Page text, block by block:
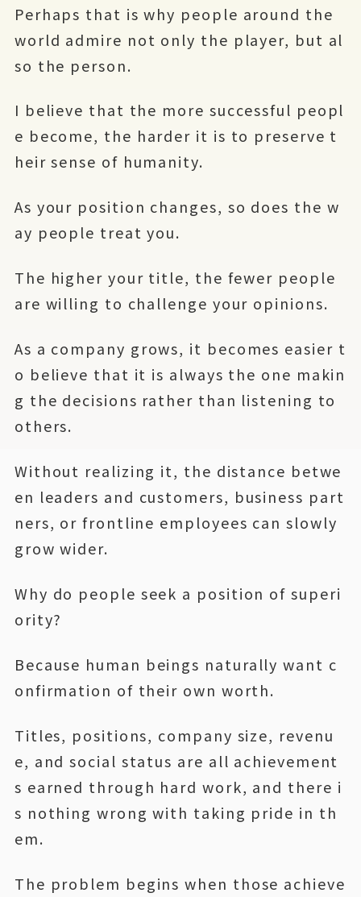
Perhaps that is why people around the
world admire not only the player, but al
so the person.
I believe that the more successful peopl
e become, the harder it is to preserve t
heir sense of humanity.
As your position changes, so does the w
ay people treat you.
The higher your title, the fewer people
are willing to challenge your opinions.
As a company grows, it becomes easier t
o believe that it is always the one makin
g the decisions rather than listening to
others.
Without realizing it, the distance betwe
en leaders and customers, business part
ners, or frontline employees can slowly
grow wider.
Why do people seek a position of superi
ority?
Because human beings naturally want c
onfirmation of their own worth.
Titles, positions, company size, revenu
e, and social status are all achievement
s earned through hard work, and there i
s nothing wrong with taking pride in th
em.
The problem begins when those achieve